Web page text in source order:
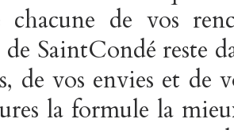
chacune de vos
de SaintCondé reste
de vos envies et de
la formule la